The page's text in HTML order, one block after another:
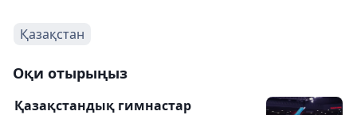
Қазақстан
Оқи отырыңыз
Қазақстандық гимнастар